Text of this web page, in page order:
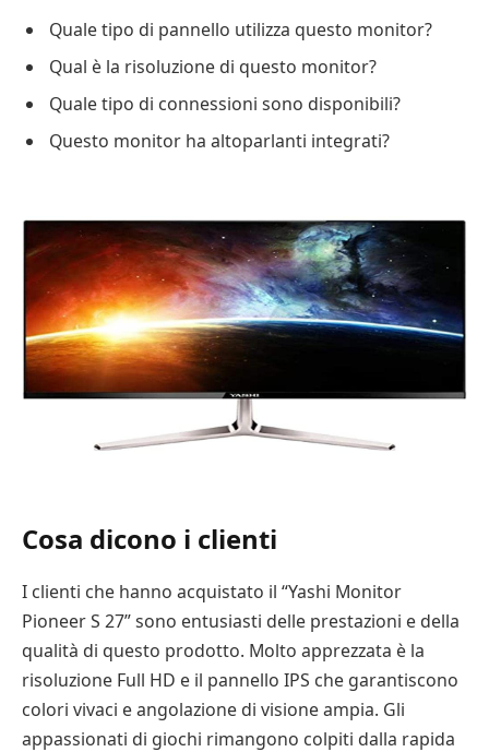
Quale tipo di pannello utilizza questo monitor?
Qual è la risoluzione di questo monitor?
Quale tipo di connessioni sono disponibili?
Questo monitor ha altoparlanti integrati?
Cosa dicono i clienti
I clienti che hanno acquistato il “Yashi Monitor
Pioneer S 27” sono entusiasti delle prestazioni e della
qualità di questo prodotto. Molto apprezzata è la
risoluzione Full HD e il pannello IPS che garantiscono
colori vivaci e angolazione di visione ampia. Gli
appassionati di giochi rimangono colpiti dalla rapida